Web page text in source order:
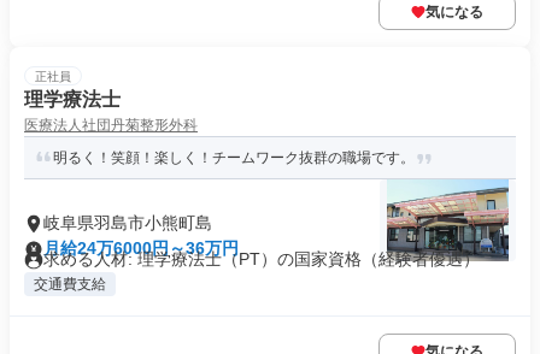
気になる
正社員
理学療法士
医療法人社団丹菊整形外科
明るく！笑顔！楽しく！チームワーク抜群の職場です。
岐阜県羽島市小熊町島
月給24万6000円～36万円
求める人材: 理学療法士（PT）の国家資格（経験者優遇）
交通費支給